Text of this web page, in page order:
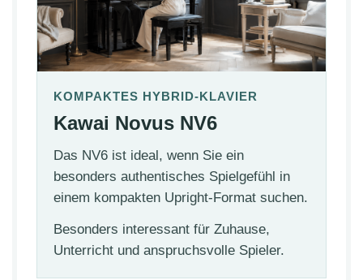
KOMPAKTES HYBRID-KLAVIER
Kawai Novus NV6
Das NV6 ist ideal, wenn Sie ein
besonders authentisches Spielgefühl in
einem kompakten Upright-Format suchen.
Besonders interessant für Zuhause,
Unterricht und anspruchsvolle Spieler.